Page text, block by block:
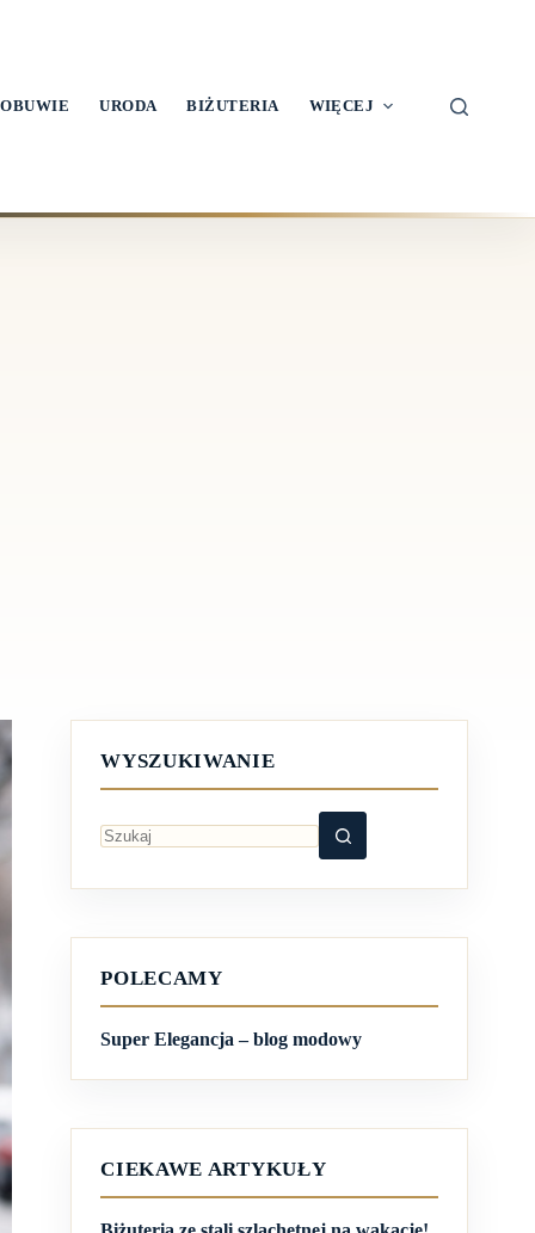
OBUWIE URODA BIŻUTERIA WIĘCEJ
WYSZUKIWANIE
wyników
POLECAMY
Super Elegancja – blog modowy
CIEKAWE ARTYKUŁY